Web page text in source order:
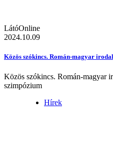
LátóOnline
2024.10.09
Közös szókincs. Román-magyar
Közös szókincs. Román-magyar
szimpózium
Hírek